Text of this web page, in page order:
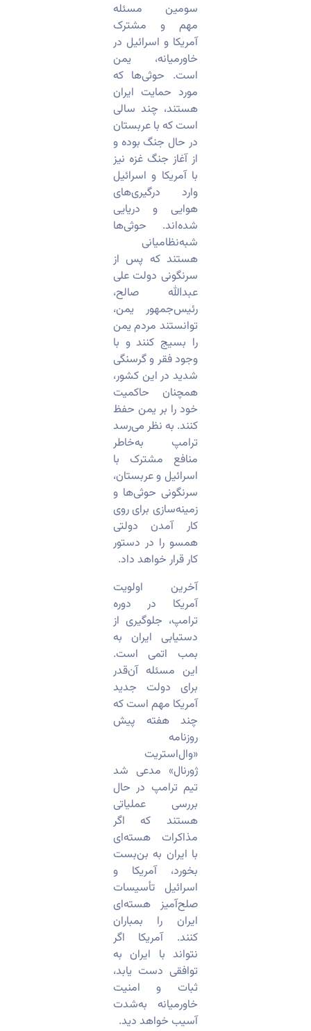
سومین مسئله
مهم و مشترک
آمریکا و اسرائیل در
خاورمیانه، یمن
است. حوثی‌ها که
مورد حمایت ایران
هستند، چند سالی
است که با عربستان
در حال جنگ بوده و
از آغاز جنگ غزه نیز
با آمریکا و اسرائیل
وارد درگیری‌های
هوایی و دریایی
شده‌اند. حوثی‌ها
شبه‌نظامیانی
هستند که پس از
سرنگونی دولت علی
عبدالله صالح،
رئیس‌جمهور یمن،
توانستند مردم یمن
را بسیج کنند و با
وجود فقر و گرسنگی
شدید در این کشور،
همچنان حاکمیت
خود را بر یمن حفظ
کنند. به نظر می‌رسد
ترامپ به‌خاطر
منافع مشترک با
اسرائیل و عربستان،
سرنگونی حوثی‌ها و
زمینه‌سازی برای روی
کار آمدن دولتی
همسو را در دستور
کار قرار خواهد داد.
آخرین اولویت
آمریکا در دوره
ترامپ، جلوگیری از
دستیابی ایران به
بمب اتمی است.
این مسئله آن‌قدر
برای دولت جدید
آمریکا مهم است که
چند هفته پیش
روزنامه
«وال‌استریت
ژورنال» مدعی شد
تیم ترامپ در حال
بررسی عملیاتی
هستند که اگر
مذاکرات هسته‌ای
با ایران به بن‌بست
بخورد، آمریکا و
اسرائیل تأسیسات
صلح‌آمیز هسته‌ای
ایران را بمباران
کنند. آمریکا اگر
نتواند با ایران به
توافقی دست یابد،
ثبات و امنیت
خاورمیانه به‌شدت
آسیب خواهد دید.